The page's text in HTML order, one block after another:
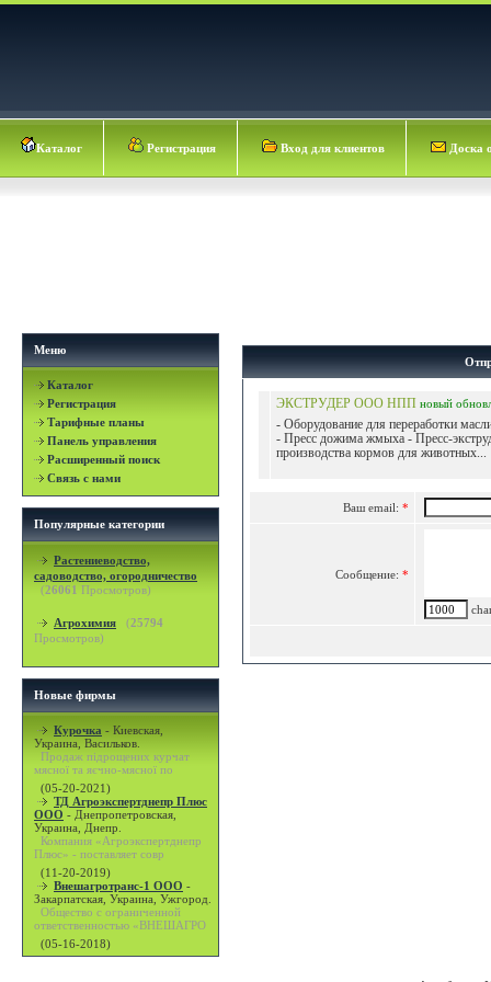
Каталог Регистрация Вход для клиентов Доска
Меню
Каталог
Регистрация
Тарифные планы
Панель управления
Расширенный поиск
Связь с нами
Популярные категории
Растениеводство,
садоводство, огородничество
(26061 Просмотров)
Агрохимия (25794
Просмотров)
Новые фирмы
Курочка - Киевская,
Украина, Васильков.
Продаж підрощених курчат
мясної та яєчно-мясної по
(05-20-2021)
ТД Агроэкспертднепр Плюс
ООО - Днепропетровская,
Украина, Днепр.
Компания «Агроэкспертднепр
Плюс» - поставляет совр
(11-20-2019)
Внешагротранс-1 ООО -
Закарпатская, Украина, Ужгород.
Общество с ограниченной
ответственностью «ВНЕШАГРО
(05-16-2018)
ЭКСТРУДЕР ООО НПП новый
- Оборудование для переработки
- Пресс дожима жмыха - Пресс-
производства кормов для животных...
Ваш email: *
Сообщение: *